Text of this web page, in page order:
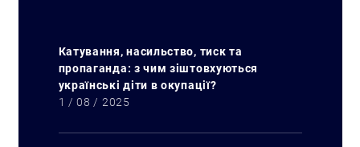
Катування, насильство, тиск та
пропаганда: з чим зіштовхуються
українські діти в окупації?
1 / 08 / 2025